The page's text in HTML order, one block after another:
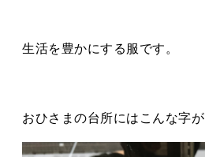
生活を豊かにする服です。
おひさまの台所にはこんな字が